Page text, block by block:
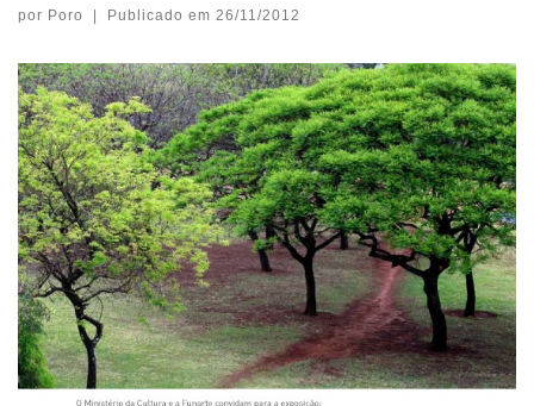
por Poro Publicado em 26/11/2012